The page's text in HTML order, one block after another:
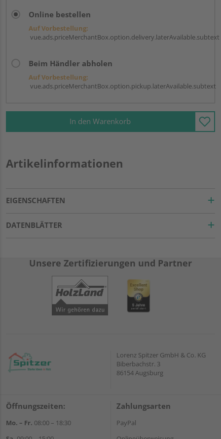
Online bestellen
Auf Vorbestellung:
vue.ads.priceMerchantBox.option.delivery.laterAvailable.subtext
Beim Händler abholen
Auf Vorbestellung:
vue.ads.priceMerchantBox.option.pickup.laterAvailable.subtext
In den Warenkorb
Artikelinformationen
EIGENSCHAFTEN
DATENBLÄTTER
Unsere Zertifizierungen und Partner
Lorenz Spitzer GmbH & Co. KG
Biberbachstr. 3
86154 Augsburg
Öffnungszeiten:
Mo. – Fr. 08:00 – 18:30
Zahlungsarten
PayPal